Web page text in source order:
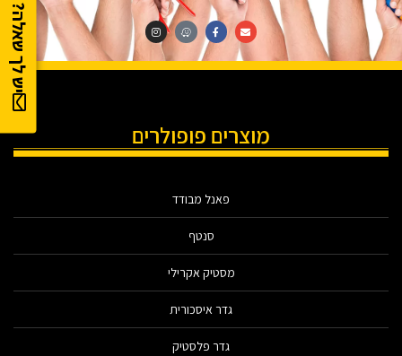
יש לך שאלה?
מוצרים פופולרים
פאנל מבודד
סנטף
מסטיק אקרילי
גדר איסכורית
גדר פלסטיק